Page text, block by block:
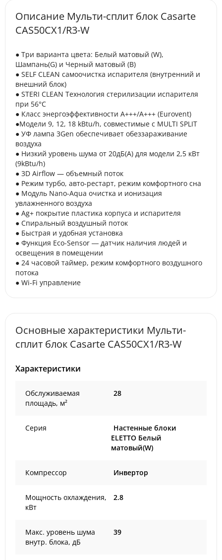
Описание Мульти-сплит блок Casarte
CAS50CX1/R3-W
● Три варианта цвета: Белый матовый (W),
Шампань(G) и Черный матовый (B)
● SELF CLEAN самоочистка испарителя (внутренний и
внешний блок)
● STERI CLEAN Технология стерилизации испарителя
при 56°С
● Класс энергоэффективности А+++/A+++ (Eurovent)
●Модели 9, 12, 18 kBtu/h, совместимые с MULTI SPLIT
● УФ лампа 3Gen обеспечивает обеззараживание
воздуха
● Низкий уровень шума от 20дБ(А) для модели 2,5 кВт
(9kBtu/h)
● 3D Airflow — объемный поток
● Режим турбо, авто-рестарт, режим комфортного сна
● Модуль Nano-Aqua очистка и ионизация
увлажненного воздуха
● Ag+ покрытие пластика корпуса и испарителя
● Спиральный воздушный поток
● Быстрая и удобная установка
● Функция Eco-Sensor ― датчик наличия людей и
освещения в помещении
● 24 часовой таймер, режим комфортного воздушного
потока
● Wi-Fi управление
Основные характеристики Мульти-
сплит блок Casarte CAS50CX1/R3-W
Характеристики
Обслуживаемая
площадь, м²
28
Серия
Настенные блоки
ELETTO Белый
матовый(W)
Компрессор Инвертор
Мощность охлаждения,
кВт
2.8
Макс. уровень шума
внутр. блока, дБ
39